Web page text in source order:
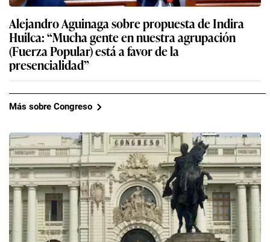
Alejandro Aguinaga sobre propuesta de Indira
Huilca: “Mucha gente en nuestra agrupación
(Fuerza Popular) está a favor de la
presencialidad”
Más sobre Congreso